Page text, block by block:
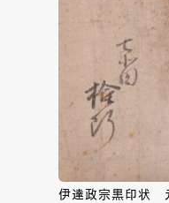
伊達政宗黒印状